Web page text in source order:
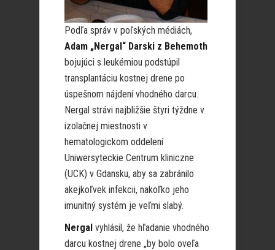
Podľa správ v poľských médiách,
Adam „Nergal“ Darski z Behemoth
bojujúci s leukémiou podstúpil
transplantáciu kostnej drene po
úspešnom nájdení vhodného darcu.
Nergal strávi najbližšie štyri týždne v
izolačnej miestnosti v
hematologickom oddelení
Uniwersyteckie Centrum kliniczne
(UCK) v Gdansku, aby sa zabránilo
akejkoľvek infekcii, nakoľko jeho
imunitný systém je veľmi slabý.
Nergal vyhlásil, že hľadanie vhodného
darcu kostnej drene „by bolo oveľa